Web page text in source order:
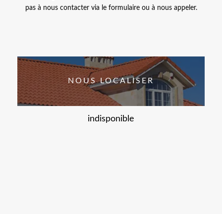
pas à nous contacter via le formulaire ou à nous appeler.
NOUS LOCALISER
indisponible